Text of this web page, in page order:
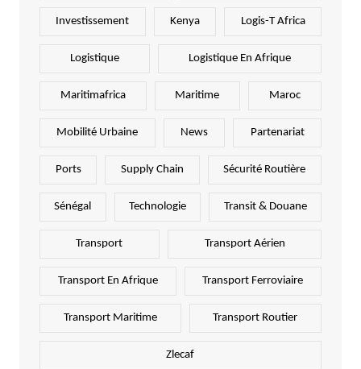
Investissement Kenya Logis-T Africa
Logistique Logistique En Afrique
Maritimafrica Maritime Maroc
Mobilité Urbaine News Partenariat
Ports Supply Chain Sécurité Routière
Sénégal Technologie Transit & Douane
Transport Transport Aérien
Transport En Afrique Transport Ferroviaire
Transport Maritime Transport Routier
Zlecaf